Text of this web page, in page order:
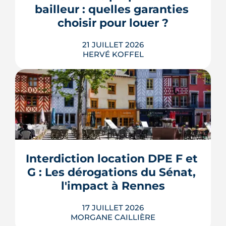
pourraient à terme changer de mains,
sans que la liste ni le calendrier s...
LIRE L'ARTICLE
bailleur : quelles garanties
choisir pour louer ?
21 JUILLET 2026
HERVÉ KOFFEL
Louer, c'est aussi assurer. Entre
l'obligation légale, les garanties utiles
et les options commerciales, ce guide
bien sans payer pour rien.
LIRE L'ARTICLE
Interdiction location DPE F et
G : Les dérogations du Sénat,
l'impact à Rennes
17 JUILLET 2026
MORGANE CAILLIÈRE